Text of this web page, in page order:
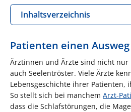
Inhaltsverzeichnis
Patienten einen
Ärztinnen und Ärzte sind nicht
auch Seelentröster. Viele Ärzte
Lebensgeschichte ihrer Patienten,
So stellt sich bei manchem Arzt-
dass die Schlafstörungen, die